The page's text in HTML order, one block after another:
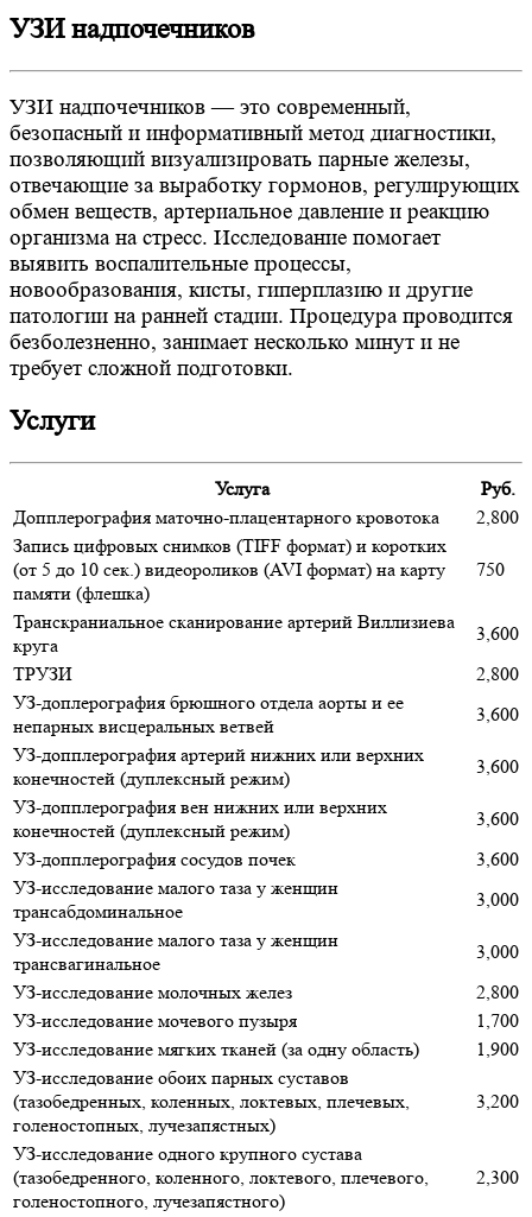
УЗИ надпочечников
УЗИ надпочечников — это современный,
безопасный и информативный метод диагностики,
позволяющий визуализировать парные железы,
отвечающие за выработку гормонов, регулирующих
обмен веществ, артериальное давление и реакцию
организма на стресс. Исследование помогает
выявить воспалительные процессы,
новообразования, кисты, гиперплазию и другие
патологии на ранней стадии. Процедура проводится
безболезненно, занимает несколько минут и не
требует сложной подготовки.
Услуги
Услуга
Руб.
Допплерография маточно-плацентарного кровотока
2,800
Запись цифровых снимков (TIFF формат) и коротких
(от 5 до 10 сек.) видеороликов (AVI формат) на карту
памяти (флешка)
750
Транскраниальное сканирование артерий Виллизиева
круга
3,600
ТРУЗИ
2,800
УЗ-доплерография брюшного отдела аорты и ее
непарных висцеральных ветвей
3,600
УЗ-допплерография артерий нижних или верхних
конечностей (дуплексный режим)
3,600
УЗ-допплерография вен нижних или верхних
конечностей (дуплексный режим)
3,600
УЗ-допплерография сосудов почек
3,600
УЗ-исследование малого таза у женщин
трансабдоминальное
3,000
УЗ-исследование малого таза у женщин
трансвагинальное
3,000
УЗ-исследование молочных желез
2,800
УЗ-исследование мочевого пузыря
1,700
УЗ-исследование мягких тканей (за одну область)
1,900
УЗ-исследование обоих парных суставов
(тазобедренных, коленных, локтевых, плечевых,
голеностопных, лучезапястных)
3,200
УЗ-исследование одного крупного сустава
(тазобедренного, коленного, локтевого, плечевого,
голеностопного, лучезапястного)
2,300